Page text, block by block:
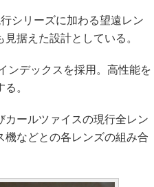
シリーズに加わる望遠レン
据えた設計としている。
ンデックスを採用。高性能を
。
ールツァイスの現行全レン
機などとの各レンズの組み合